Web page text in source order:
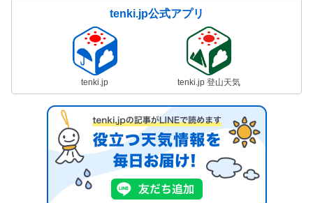
tenki.jp公式アプリ
tenki.jp tenki.jp 登山天気